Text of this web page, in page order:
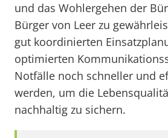
und das Wohlergehen der
Bürger von Leer zu
gut koordinierten
optimierten
Notfälle noch schneller und
werden, um die
nachhaltig zu sichern.